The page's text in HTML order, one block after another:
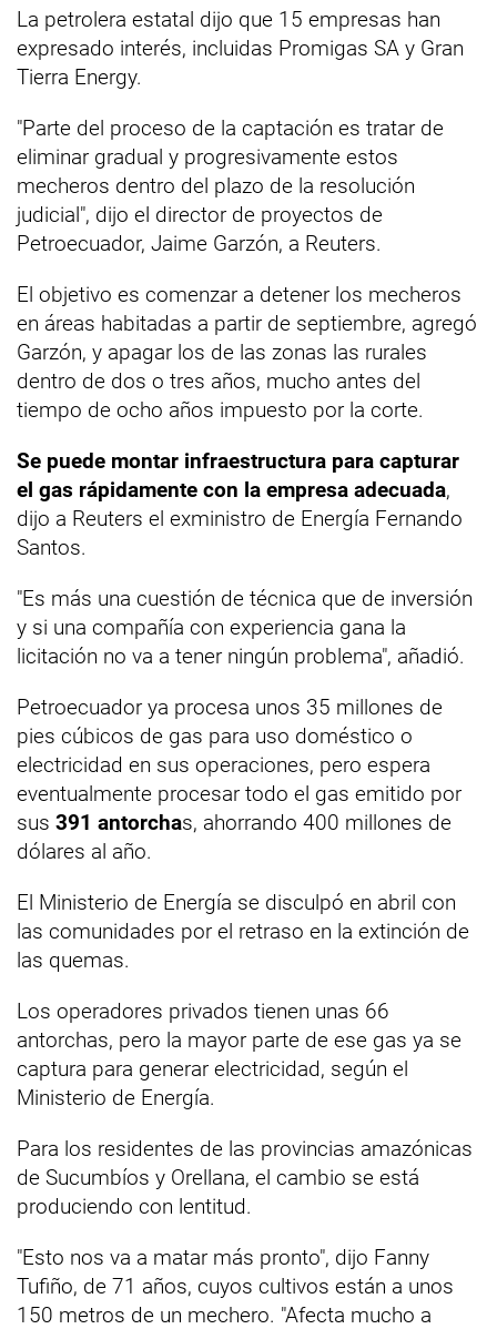
La petrolera estatal dijo que 15 empresas han
expresado interés, incluidas Promigas SA y Gran
Tierra Energy.
"Parte del proceso de la captación es tratar de
eliminar gradual y progresivamente estos
mecheros dentro del plazo de la resolución
judicial", dijo el director de proyectos de
Petroecuador, Jaime Garzón, a Reuters.
El objetivo es comenzar a detener los mecheros
en áreas habitadas a partir de septiembre, agregó
Garzón, y apagar los de las zonas las rurales
dentro de dos o tres años, mucho antes del
tiempo de ocho años impuesto por la corte.
Se puede montar infraestructura para capturar
el gas rápidamente con la empresa adecuada,
dijo a Reuters el exministro de Energía Fernando
Santos.
"Es más una cuestión de técnica que de inversión
y si una compañía con experiencia gana la
licitación no va a tener ningún problema", añadió.
Petroecuador ya procesa unos 35 millones de
pies cúbicos de gas para uso doméstico o
electricidad en sus operaciones, pero espera
eventualmente procesar todo el gas emitido por
sus 391 antorchas, ahorrando 400 millones de
dólares al año.
El Ministerio de Energía se disculpó en abril con
las comunidades por el retraso en la extinción de
las quemas.
Los operadores privados tienen unas 66
antorchas, pero la mayor parte de ese gas ya se
captura para generar electricidad, según el
Ministerio de Energía.
Para los residentes de las provincias amazónicas
de Sucumbíos y Orellana, el cambio se está
produciendo con lentitud.
"Esto nos va a matar más pronto", dijo Fanny
Tufiño, de 71 años, cuyos cultivos están a unos
150 metros de un mechero. "Afecta mucho a